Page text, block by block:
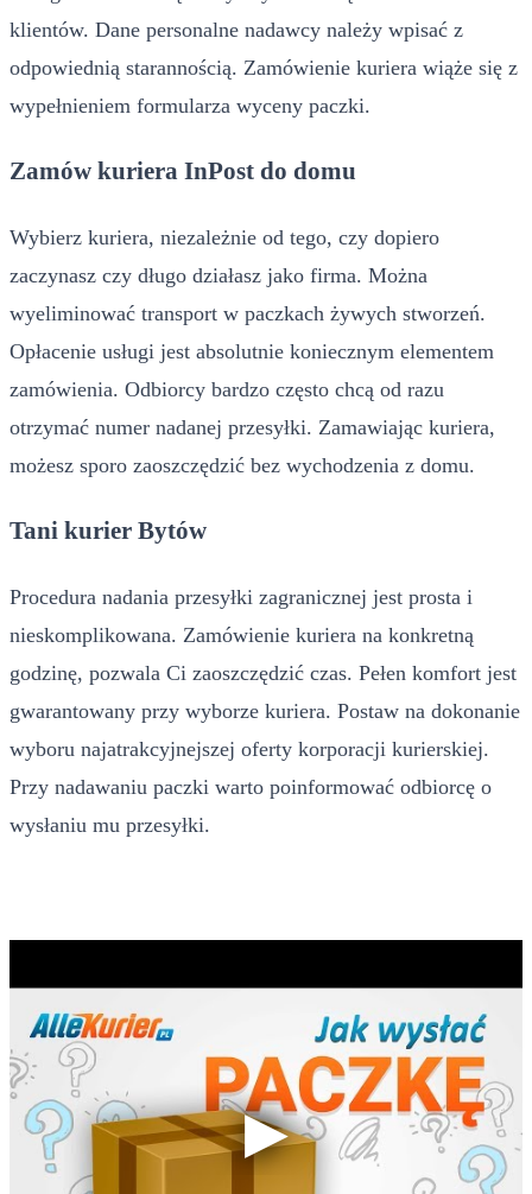
klientów. Dane personalne nadawcy należy wpisać z
odpowiednią starannością. Zamówienie kuriera wiąże się z
wypełnieniem formularza wyceny paczki.
Zamów kuriera InPost do domu
Wybierz kuriera, niezależnie od tego, czy dopiero
zaczynasz czy długo działasz jako firma. Można
wyeliminować transport w paczkach żywych stworzeń.
Opłacenie usługi jest absolutnie koniecznym elementem
zamówienia. Odbiorcy bardzo często chcą od razu
otrzymać numer nadanej przesyłki. Zamawiając kuriera,
możesz sporo zaoszczędzić bez wychodzenia z domu.
Tani kurier Bytów
Procedura nadania przesyłki zagranicznej jest prosta i
nieskomplikowana. Zamówienie kuriera na konkretną
godzinę, pozwala Ci zaoszczędzić czas. Pełen komfort jest
gwarantowany przy wyborze kuriera. Postaw na dokonanie
wyboru najatrakcyjnejszej oferty korporacji kurierskiej.
Przy nadawaniu paczki warto poinformować odbiorcę o
wysłaniu mu przesyłki.